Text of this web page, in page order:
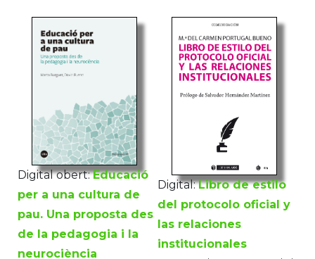
Digital obert: Educació
per a una cultura de
pau. Una proposta des
de la pedagogia i la
neurociència
Digital: Libro de estilo
del protocolo oficial y
las relaciones
institucionales